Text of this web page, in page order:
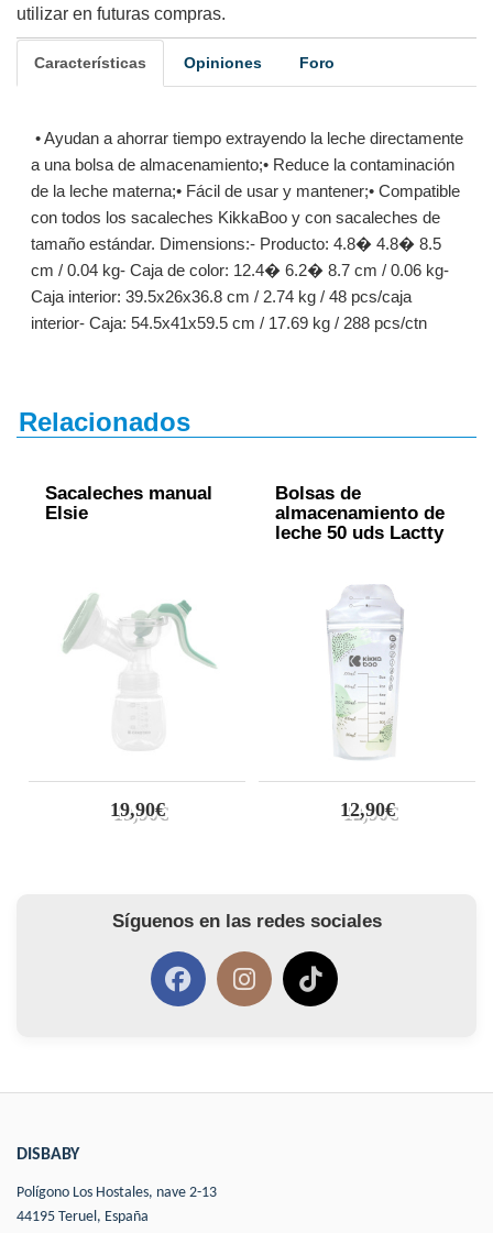
utilizar en futuras compras.
Características Opiniones Foro
• Ayudan a ahorrar tiempo extrayendo la leche directamente
a una bolsa de almacenamiento;• Reduce la contaminación
de la leche materna;• Fácil de usar y mantener;• Compatible
con todos los sacaleches KikkaBoo y con sacaleches de
tamaño estándar. Dimensions:- Producto: 4.8� 4.8� 8.5
cm / 0.04 kg- Caja de color: 12.4� 6.2� 8.7 cm / 0.06 kg-
Caja interior: 39.5x26x36.8 cm / 2.74 kg / 48 pcs/caja
interior- Caja: 54.5x41x59.5 cm / 17.69 kg / 288 pcs/ctn
Relacionados
Sacaleches manual
Elsie
19,90€
Bolsas de
almacenamiento de
leche 50 uds Lactty
12,90€
Síguenos en las redes sociales
DISBABY
Polígono Los Hostales, nave 2-13
44195 Teruel, España